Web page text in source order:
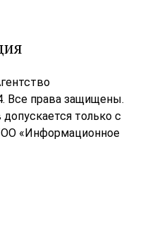
Все права защищены.
только с
«Информационное